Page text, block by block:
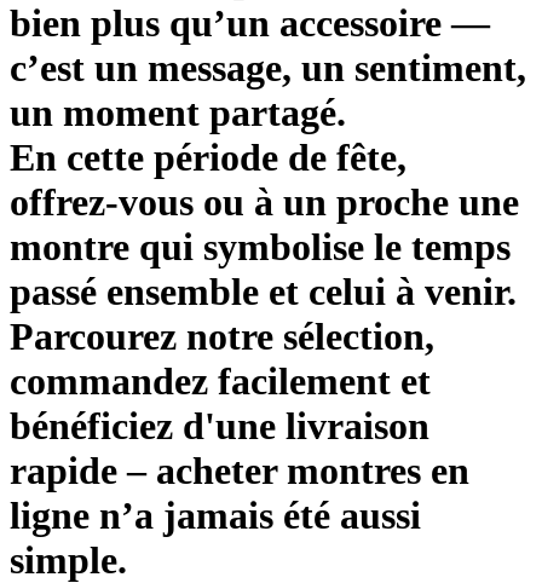
bien plus qu’un accessoire —
c’est un message, un sentiment,
un moment partagé.
En cette période de fête,
offrez‑vous ou à un proche une
montre qui symbolise le temps
passé ensemble et celui à venir.
Parcourez notre sélection,
commandez facilement et
bénéficiez d'une livraison
rapide – acheter montres en
ligne n’a jamais été aussi
simple.